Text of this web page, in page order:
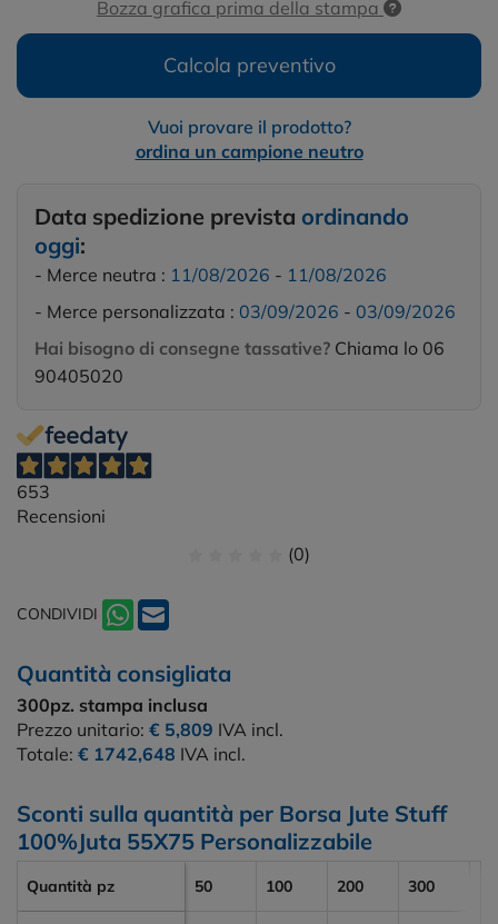
Bozza grafica prima della stampa
Calcola preventivo
Vuoi provare il prodotto?
ordina un campione neutro
Data spedizione prevista ordinando
oggi:
- Merce neutra : 11/08/2026 - 11/08/2026
- Merce personalizzata : 03/09/2026 - 03/09/2026
Hai bisogno di consegne tassative? Chiama lo 06
90405020
653
Recensioni
(0)
CONDIVIDI
Quantità consigliata
300pz. stampa inclusa
Prezzo unitario: € 5,809 IVA incl.
Totale: € 1742,648 IVA incl.
Sconti sulla quantità per Borsa Jute Stuff
100%Juta 55X75 Personalizzabile
Quantità pz 50 100 200 300